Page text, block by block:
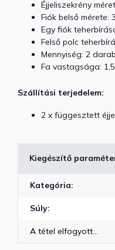
Éjjeliszekrény
Fiók belső mérete:
Egy fiók
Felső polc
Mennyiség: 2 darab
Fa vastagsága:
Szállítási terjedelem:
2 x függesztett
Kiegészítő
Kategória:
Súly:
A tétel elfogyott…